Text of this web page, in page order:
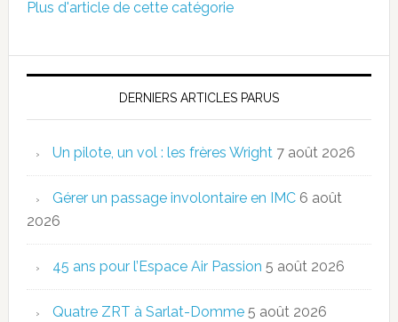
Plus d'article de cette catégorie
DERNIERS ARTICLES PARUS
Un pilote, un vol : les frères Wright 7 août 2026
Gérer un passage involontaire en IMC 6 août
2026
45 ans pour l’Espace Air Passion 5 août 2026
Quatre ZRT à Sarlat-Domme 5 août 2026